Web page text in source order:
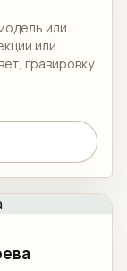
или
или
гравировку